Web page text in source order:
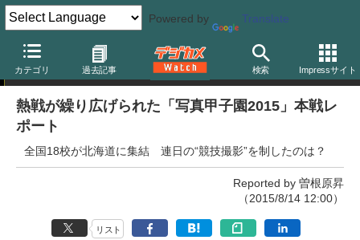
Powered by Translate
カテゴリ 過去記事 検索 Impressサイト
ニュース
熱戦が繰り広げられた「写真甲子園2015」本戦レ
ポート
全国18校が北海道に集結 連日の“競技撮影”を制したのは？
Reported by 曽根原昇
（2015/8/14 12:00）
リスト